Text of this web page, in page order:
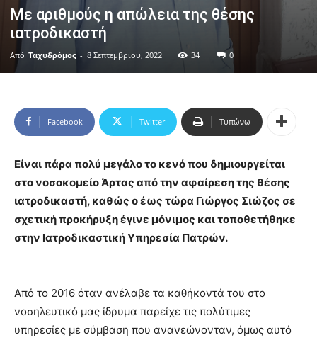
Με αριθμούς η απώλεια της θέσης
ιατροδικαστή
Από Ταχυδρόμος - 8 Σεπτεμβρίου, 2022 34 0
Facebook Twitter Τυπώνω
Είναι πάρα πολύ μεγάλο το κενό που δημιουργείται
στο νοσοκομείο Άρτας από την αφαίρεση της θέσης
ιατροδικαστή, καθώς ο έως τώρα Γιώργος Σιώζος σε
σχετική προκήρυξη έγινε μόνιμος και τοποθετήθηκε
στην Ιατροδικαστική Υπηρεσία Πατρών.
Από το 2016 όταν ανέλαβε τα καθήκοντά του στο
νοσηλευτικό μας ίδρυμα παρείχε τις πολύτιμες
υπηρεσίες με σύμβαση που ανανεώνονταν, όμως αυτό